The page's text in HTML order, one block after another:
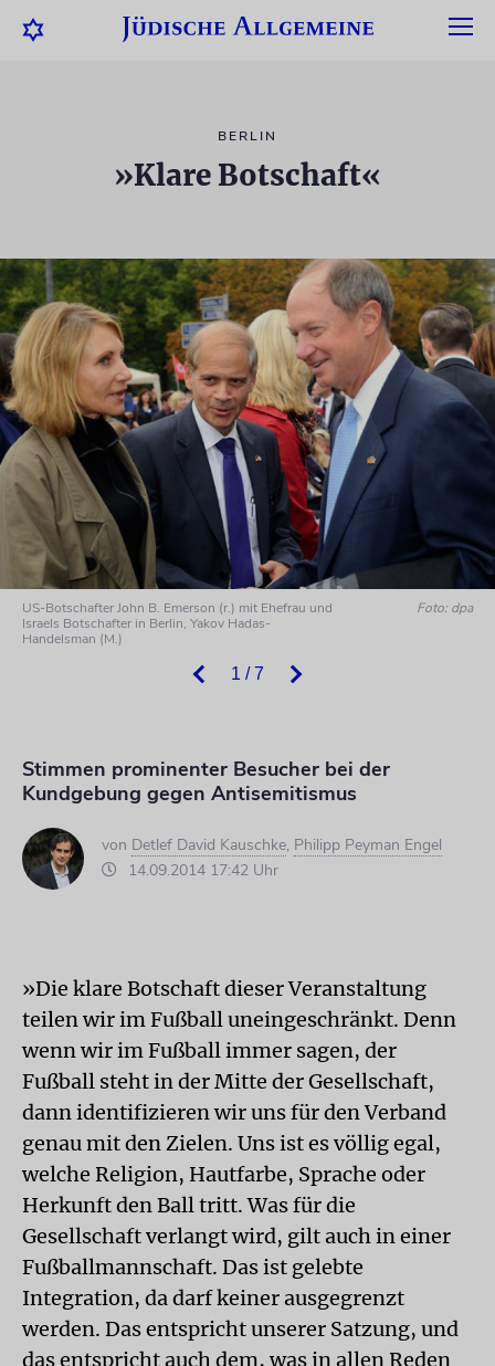
BERLIN
»Klare Botschaft«
1 / 7
US-Botschafter John B. Emerson (r.) mit Ehefrau und
Israels Botschafter in Berlin, Yakov Hadas-
Handelsman (M.)
Foto: dpa
Stimmen prominenter Besucher bei der
Kundgebung gegen Antisemitismus
von Detlef David Kauschke, Philipp Peyman Engel
14.09.2014 17:42 Uhr
»Die klare Botschaft dieser Veranstaltung
teilen wir im Fußball uneingeschränkt. Denn
wenn wir im Fußball immer sagen, der
Fußball steht in der Mitte der Gesellschaft,
dann identifizieren wir uns für den Verband
genau mit den Zielen. Uns ist es völlig egal,
welche Religion, Hautfarbe, Sprache oder
Herkunft den Ball tritt. Was für die
Gesellschaft verlangt wird, gilt auch in einer
Fußballmannschaft. Das ist gelebte
Integration, da darf keiner ausgegrenzt
werden. Das entspricht unserer Satzung, und
das entspricht auch dem, was in allen Reden